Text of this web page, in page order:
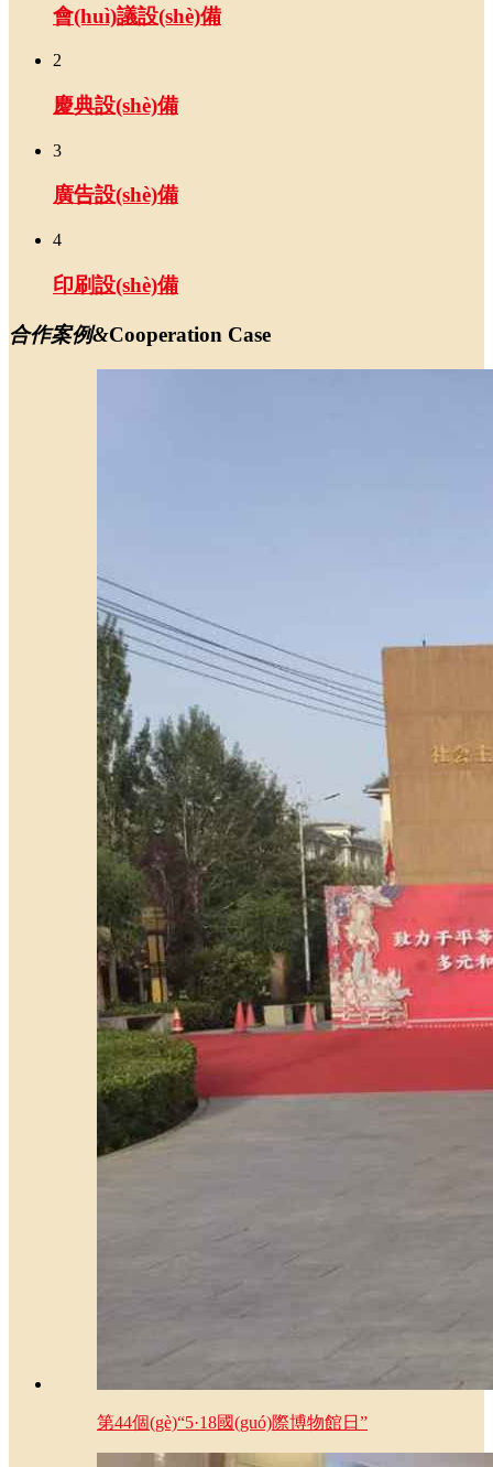
會(huì)議設(shè)備
2
慶典設(shè)備
3
廣告設(shè)備
4
印刷設(shè)備
合作案例&Cooperation Case
第44個(gè)“5·18國(guó)際博物館日”